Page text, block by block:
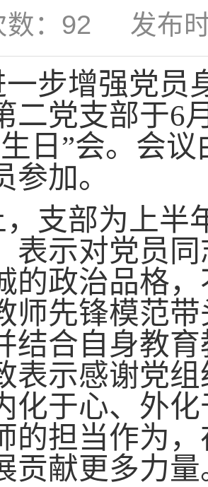
： 92 发布时
一步增强党员
二党支部于6
日”会。会议
参加。
，支部为上半
表示对党员
的政治品格
师先锋模范
结合自身教
表示感谢党
化于心、外
的担当作为
贡献更多力量